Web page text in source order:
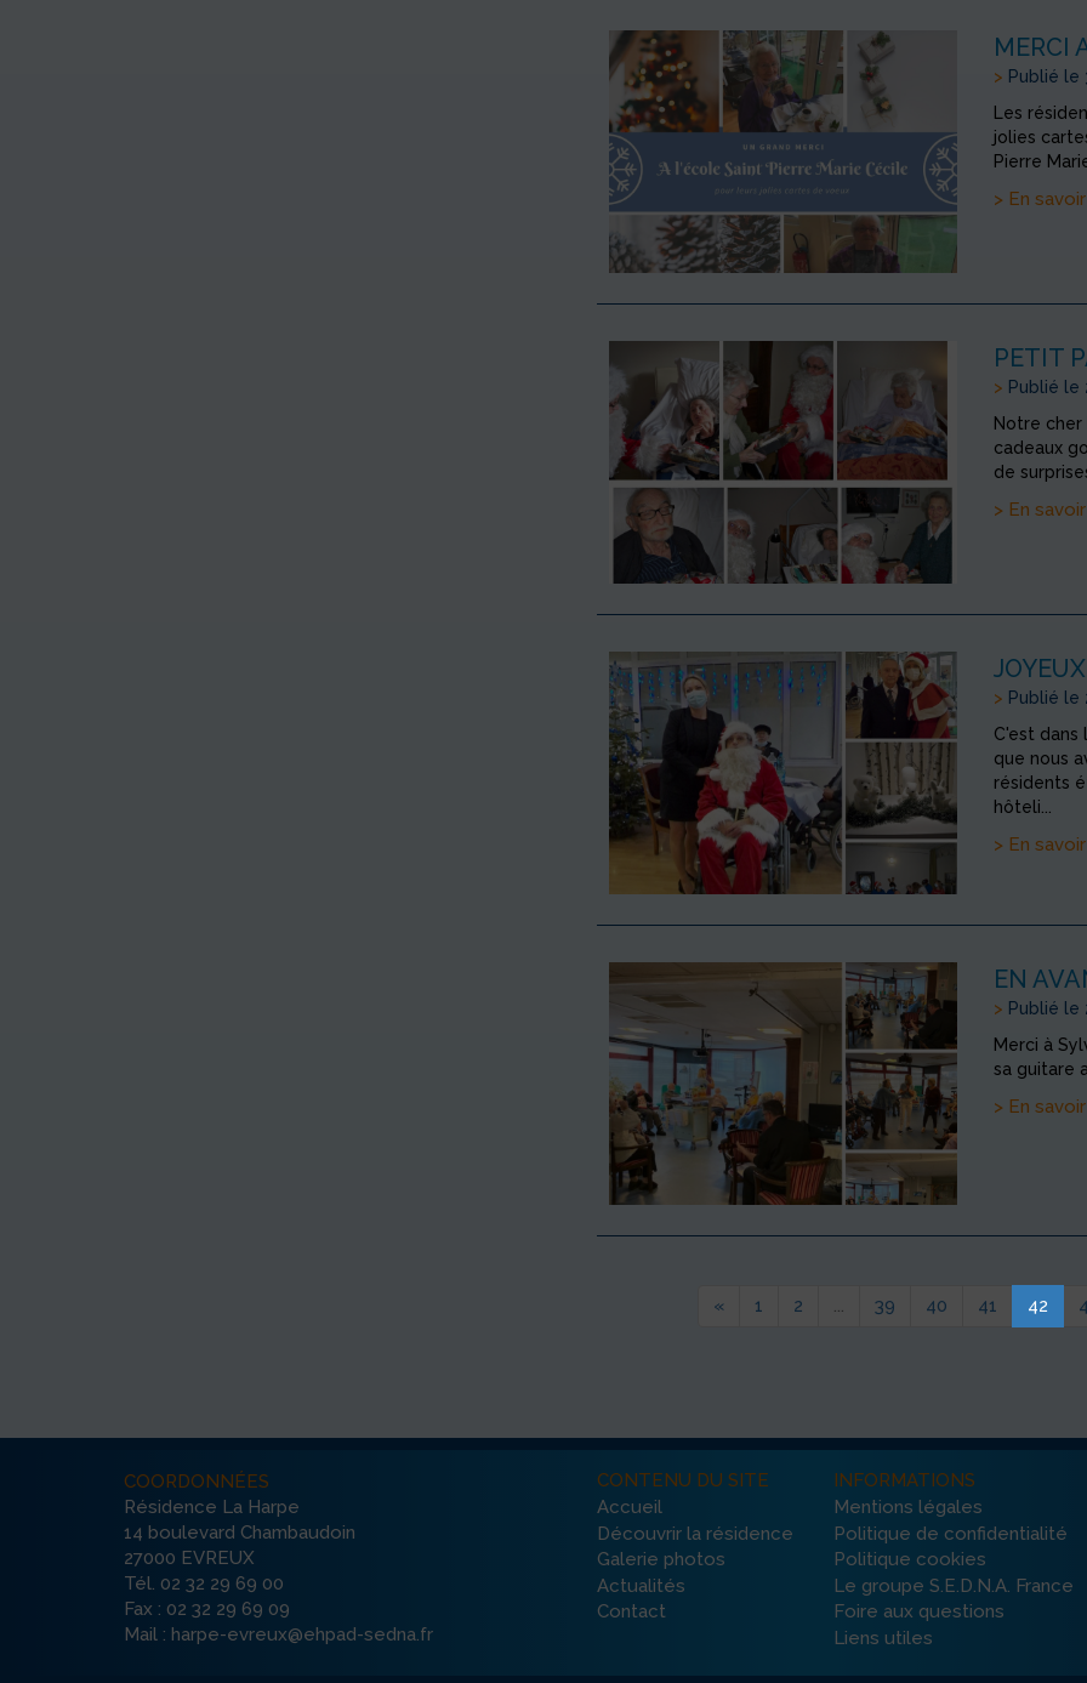
MERCI
> Publié
Les
jolies
Pierre
> En
PETIT
> Publié
Notre
cadeaux
de
> En
> Publié
C'est dans
que nous
résidents
hôteli...
> En
EN
> Publié
Merci à
sa guitare
> En
« 1 2 ... 39 40 41 42
COORDONNÉES
Résidence La Harpe
14 boulevard Chambaudoin
27000 EVREUX
Tél. 02 32 29 69 00
Fax : 02 32 29 69 09
Mail : harpe-evreux@ehpad-sedna.fr
CONTENU DU SITE
Accueil
Découvrir la résidence
Galerie photos
Actualités
Contact
INFORMATIONS
Mentions légales
Politique de confidentialité
Politique cookies
Le groupe S.E.D.N.A. France
Foire aux questions
Liens utiles